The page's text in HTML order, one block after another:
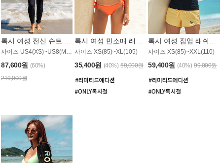
87,600원 (60%)
219,000원
사이즈 XS(85)~XL(105)
35,400원 (40%) 59,000원
사이즈 XS(85)~XXL(110)
59,400원 (40%) 99,000원